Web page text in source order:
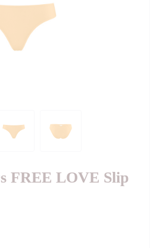
FREE LOVE Slip